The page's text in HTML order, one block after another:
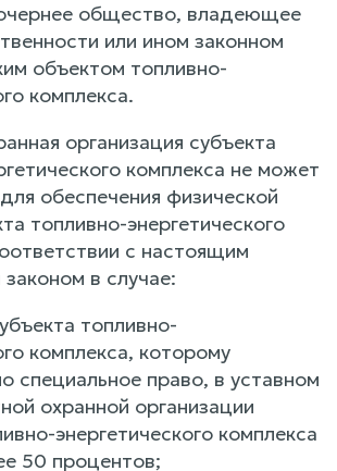
общество, владеющее
или ином законном
объектом топливно-
комплекса.
организация субъекта
комплекса не может
обеспечения физической
топливно-энергетического
с настоящим
в случае:
топливно-
комплекса, которому
специальное право, в уставном
охранной организации
энергетического комплекса
50 процентов;